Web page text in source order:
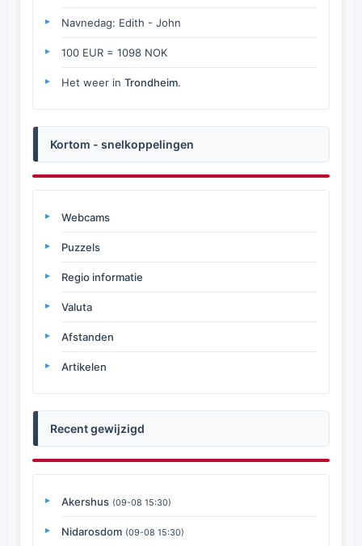
Navnedag: Edith - John
100 EUR = 1098 NOK
Het weer in Trondheim.
Kortom - snelkoppelingen
Webcams
Puzzels
Regio informatie
Valuta
Afstanden
Artikelen
Recent gewijzigd
Akershus (09-08 15:30)
Nidarosdom (09-08 15:30)